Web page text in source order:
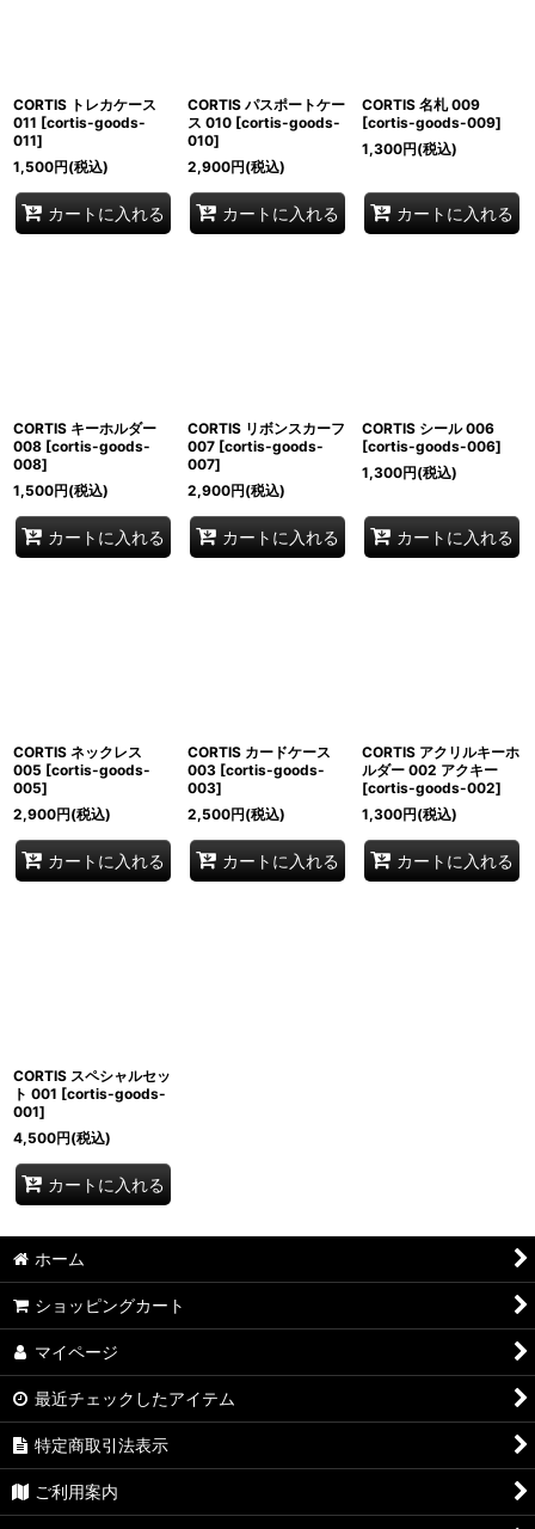
CORTIS トレカケース
011 [cortis-goods-
011]
1,500円(税込)
カートに入れる
CORTIS パスポートケー
ス 010 [cortis-goods-
010]
2,900円(税込)
カートに入れる
CORTIS 名札 009
[cortis-goods-009]
1,300円(税込)
カートに入れる
CORTIS キーホルダー
008 [cortis-goods-
008]
1,500円(税込)
カートに入れる
CORTIS リボンスカーフ
007 [cortis-goods-
007]
2,900円(税込)
カートに入れる
CORTIS シール 006
[cortis-goods-006]
1,300円(税込)
カートに入れる
CORTIS ネックレス
005 [cortis-goods-
005]
2,900円(税込)
カートに入れる
CORTIS カードケース
003 [cortis-goods-
003]
2,500円(税込)
カートに入れる
CORTIS アクリルキーホ
ルダー 002 アクキー
[cortis-goods-002]
1,300円(税込)
カートに入れる
CORTIS スペシャルセッ
ト 001 [cortis-goods-
001]
4,500円(税込)
カートに入れる
ホーム
ショッピングカート
マイページ
最近チェックしたアイテム
特定商取引法表示
ご利用案内